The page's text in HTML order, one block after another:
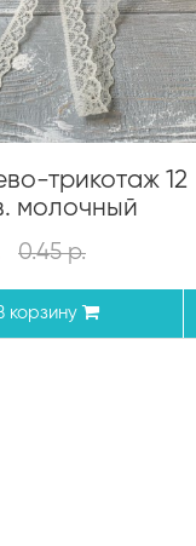
трикотаж 12
молочный
0.45 р.
корзину